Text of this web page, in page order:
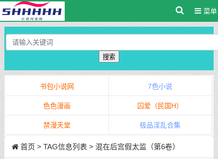
菜单
搜索
书包小说网 7色小说
色色漫画 囚爱（民国H）
禁漫天堂 极品淫乱合集
首页 > TAG信息列表 > 混在后宫假太监（第6卷）